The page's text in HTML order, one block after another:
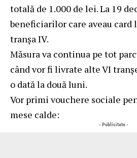
totală de 1.000 de lei. La 19
beneficiarilor care aveau card
tranșa IV.
Măsura va continua pe tot
când vor fi livrate alte VI
o dată la două luni.
Vor primi vouchere sociale
mese calde:
- Publicitate -